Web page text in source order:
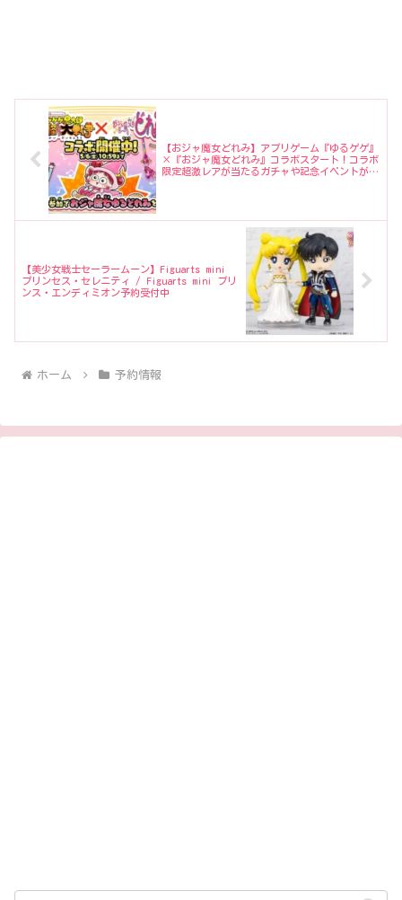
【おジャ魔女どれみ】アプリゲーム『ゆるゲゲ』
×『おジャ魔女どれみ』コラボスタート！コラボ
限定超激レアが当たるガチャや記念イベントが開
【美少女戦士セーラームーン】Figuarts mini
プリンセス・セレニティ / Figuarts mini プリ
ンス・エンディミオン予約受付中
ホーム 予約情報